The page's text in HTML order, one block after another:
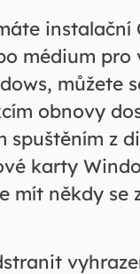
instalační
médium pro
můžete
obnovy
spuštěním z
karty
mít někdy se